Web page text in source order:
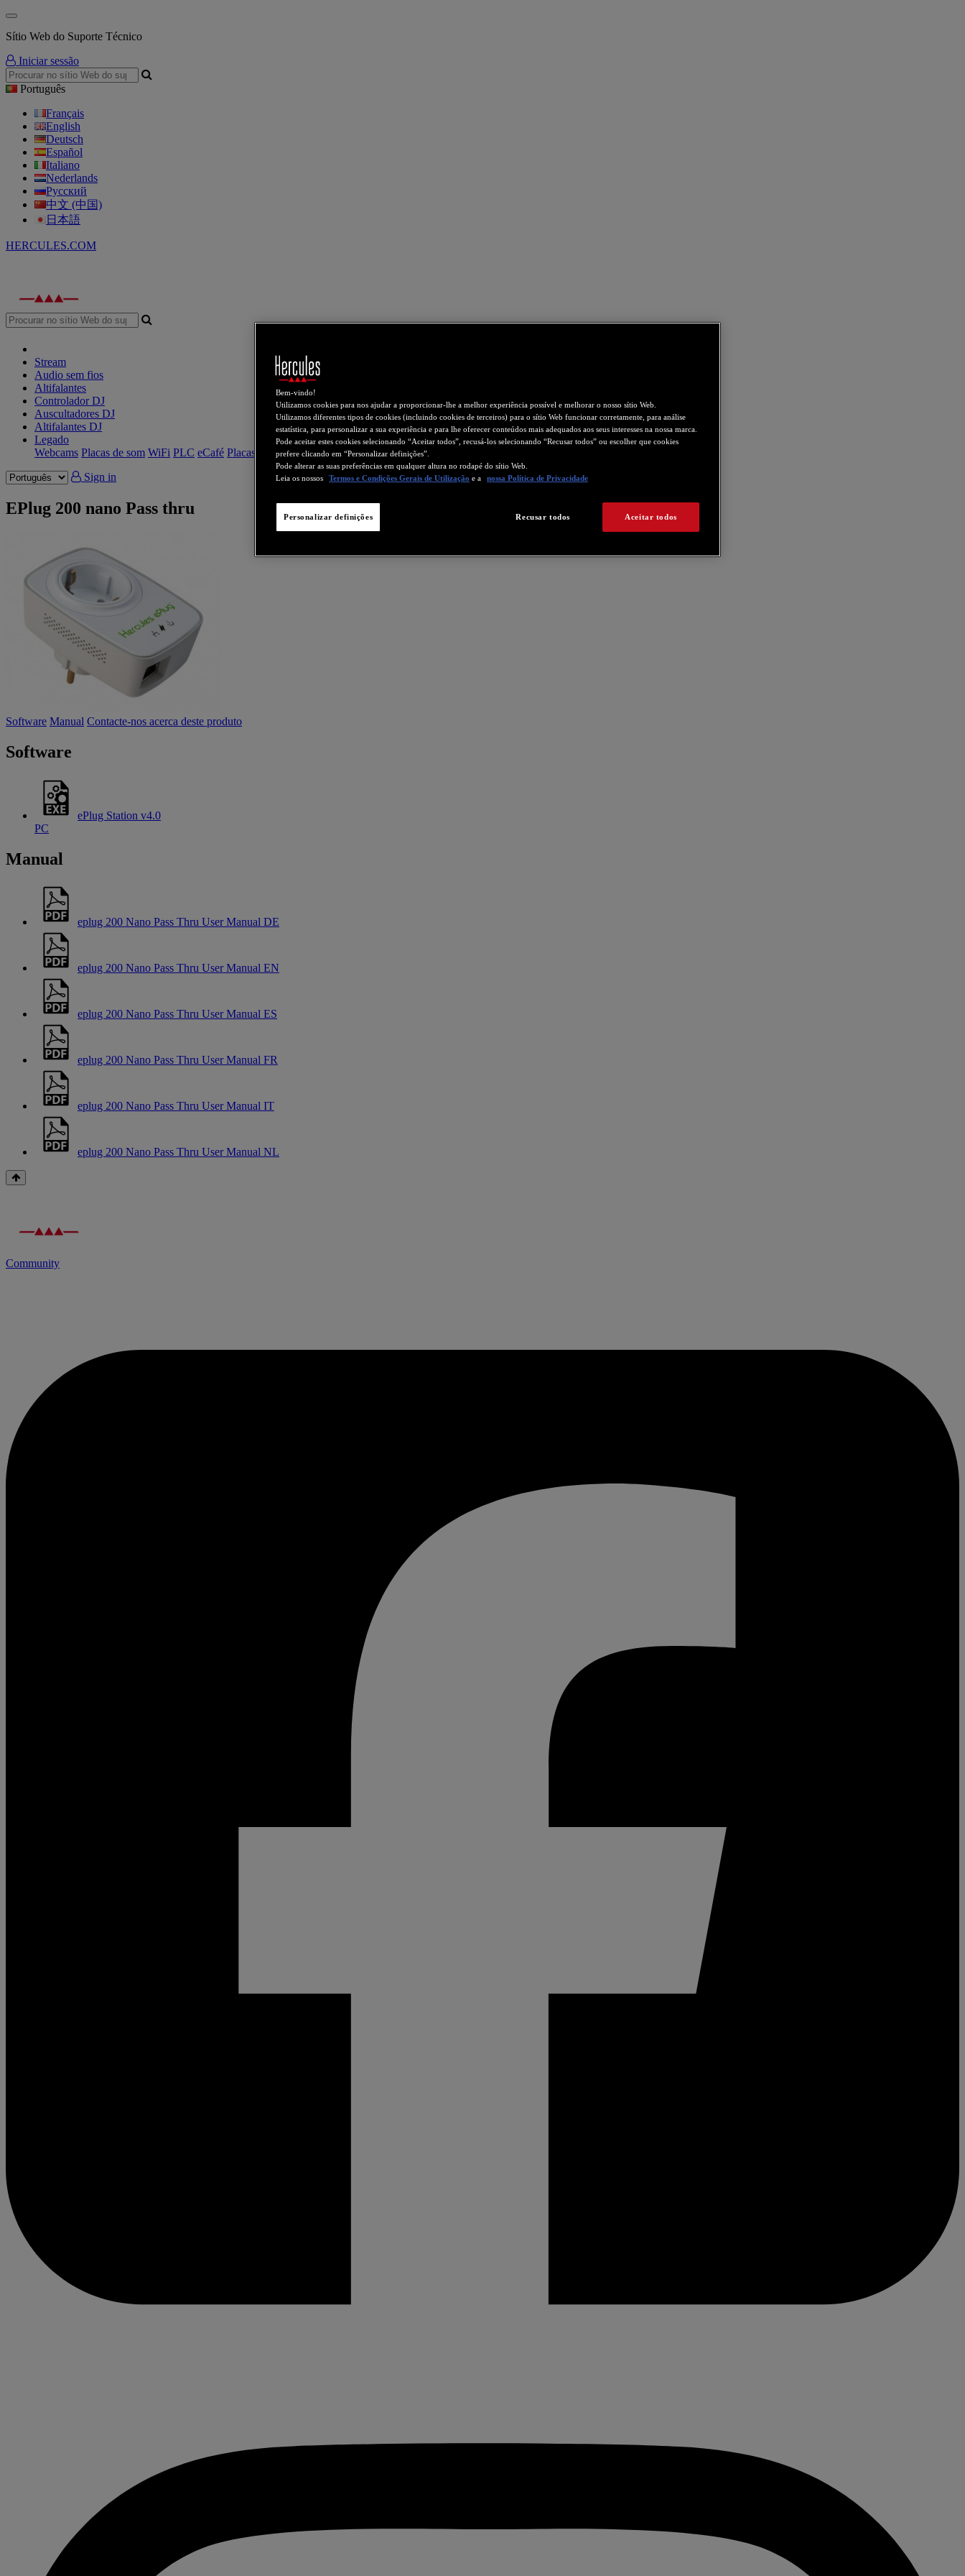
Sítio Web do Suporte Técnico
Iniciar sessão
Português
Français
English
Deutsch
Español
Italiano
Nederlands
Русский
中文 (中国)
日本語
HERCULES.COM
Stream
Audio sem fios
Altifalantes
Controlador DJ
Auscultadores DJ
Altifalantes DJ
Legado
Webcams Placas de som WiFi PLC eCafé Placas de vídeo
Sign in
EPlug 200 nano Pass thru
Software Manual Contacte-nos acerca deste produto
Software
ePlug Station v4.0
PC
Manual
eplug 200 Nano Pass Thru User Manual DE
eplug 200 Nano Pass Thru User Manual EN
eplug 200 Nano Pass Thru User Manual ES
eplug 200 Nano Pass Thru User Manual FR
eplug 200 Nano Pass Thru User Manual IT
eplug 200 Nano Pass Thru User Manual NL
Community
Bem-vindo!
Utilizamos cookies para nos ajudar a proporcionar-lhe a melhor experiência possível e melhorar o nosso sítio Web.
Utilizamos diferentes tipos de cookies (incluindo cookies de terceiros) para o sítio Web funcionar corretamente, para análise
estatística, para personalizar a sua experiência e para lhe oferecer conteúdos mais adequados aos seus interesses na nossa marca.
Pode aceitar estes cookies selecionando “Aceitar todos”, recusá-los selecionando “Recusar todos” ou escolher que cookies
prefere clicando em “Personalizar definições”.
Pode alterar as suas preferências em qualquer altura no rodapé do sítio Web.
Leia os nossos
Termos e Condições Gerais de Utilização e a nossa Política de Privacidade
Recusar todos Aceitar todos
Personalizar definições